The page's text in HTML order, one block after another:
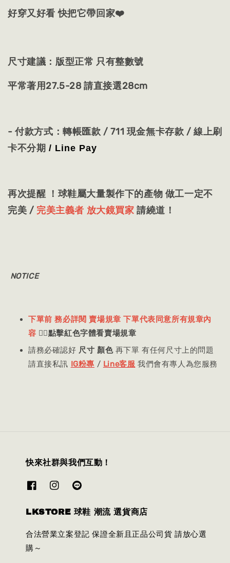
好穿又好看 快把它帶回家❤️
尺寸建議：版型正常 只有整數號
平常著用27.5-28 請直接選28cm
- 付款方式：轉帳匯款 / 711 現金無卡存款 / 線上刷
卡不分期 / Line Pay
再次提醒 ！球鞋屬大量製作下的產物 做工一定不
完美 / 完美主義者 放大鏡買家 請繞道！
NOTICE
下單前 務必詳閱 賣場規章 下單代表同意所有規章內
容 👈🏻點擊紅色字體看賣場規章
請務必確認好 尺寸 顏色再下單 有任何尺寸上的問題
請直接私訊 IG粉專 / Line客服 我們會有專人為您服務
快來社群與我們互動！
LKSTORE 球鞋 潮流 選貨商店
合法營業立案登記 保證全新且正品公司貨 請放心選
購～